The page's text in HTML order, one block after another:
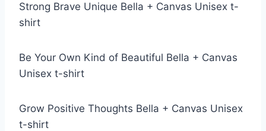
Strong Brave Unique Bella + Canvas Unisex t-
shirt
Be Your Own Kind of Beautiful Bella + Canvas
Unisex t-shirt
Grow Positive Thoughts Bella + Canvas Unisex
t-shirt